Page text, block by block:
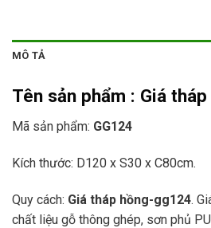
MÔ TẢ
Tên sản phẩm : Giá
Mã sản phẩm: GG124
Kích thước: D120 x S30 x C80cm.
Quy cách: Giá tháp hồng-gg124.
chất liệu gỗ thông ghép, sơn phủ